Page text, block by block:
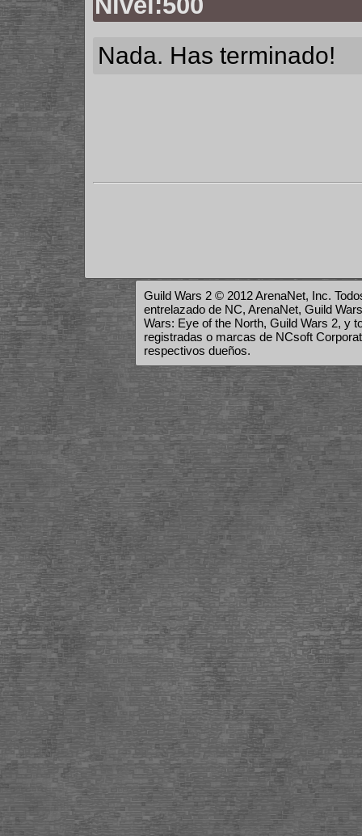
Nada. Has terminado!
Guild Wars 2 © 2012 ArenaNet, Inc.
entrelazado de NC, ArenaNet, Guild
Wars: Eye of the North, Guild Wars 2, y
registradas o marcas de NCsoft
respectivos dueños.